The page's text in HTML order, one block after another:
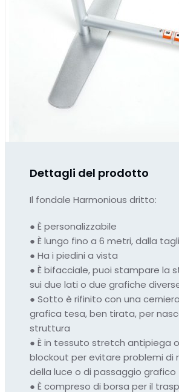
Dettagli del prodotto
Il fondale Harmonious dritto:
● È personalizzabile
● È lungo fino a 6 metri, dalla
● Ha i piedini a vista
● È bifacciale, puoi stampare la
sui due lati o due grafiche
● Sotto è rifinito con una
grafica tesa, ben tirata, per
struttura
● È in tessuto stretch antipiega
blockout per evitare problemi di
della luce o di passaggio grafico
● È compreso di borsa per il